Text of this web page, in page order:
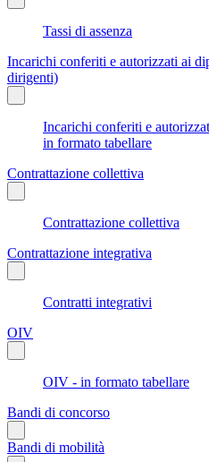
Tassi di assenza
Incarichi conferiti e autorizzati ai
dirigenti)
Incarichi conferiti e
in formato tabellare
Contrattazione collettiva
Contrattazione collettiva
Contrattazione integrativa
Contratti integrativi
OIV
OIV - in formato tabellare
Bandi di concorso
Bandi di mobilità